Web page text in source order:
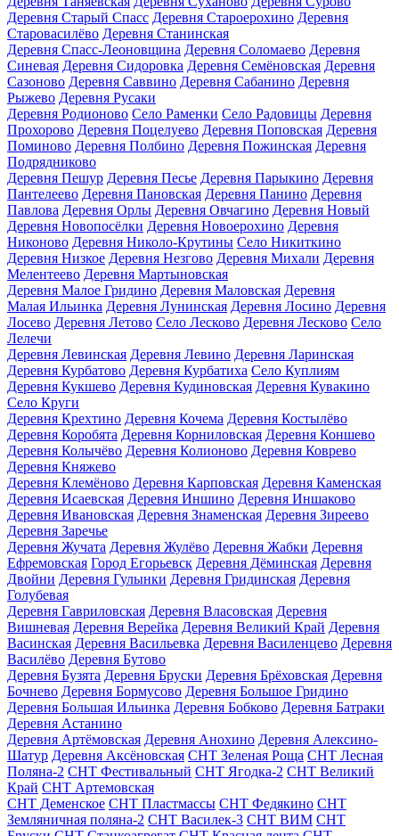
Деревня Старый Спасс Деревня Староерохино Деревня
Старовасилёво Деревня Станинская
Деревня Спасс-Леоновщина Деревня Соломаево Деревня
Синевая Деревня Сидоровка Деревня Семёновская Деревня
Сазоново Деревня Саввино Деревня Сабанино Деревня
Рыжево Деревня Русаки
Деревня Родионово Село Раменки Село Радовицы Деревня
Прохорово Деревня Поцелуево Деревня Поповская Деревня
Поминово Деревня Полбино Деревня Пожинская Деревня
Подрядниково
Деревня Пешур Деревня Песье Деревня Парыкино Деревня
Пантелеево Деревня Пановская Деревня Панино Деревня
Павлова Деревня Орлы Деревня Овчагино Деревня Новый
Деревня Новопосёлки Деревня Новоерохино Деревня
Никоново Деревня Николо-Крутины Село Никиткино
Деревня Низкое Деревня Незгово Деревня Михали Деревня
Мелентеево Деревня Мартыновская
Деревня Малое Гридино Деревня Маловская Деревня
Малая Ильинка Деревня Лунинская Деревня Лосино Деревня
Лосево Деревня Летово Село Лесково Деревня Лесково Село
Лелечи
Деревня Левинская Деревня Левино Деревня Ларинская
Деревня Курбатово Деревня Курбатиха Село Куплиям
Деревня Кукшево Деревня Кудиновская Деревня Кувакино
Село Круги
Деревня Крехтино Деревня Кочема Деревня Костылёво
Деревня Коробята Деревня Корниловская Деревня Коншево
Деревня Колычёво Деревня Колионово Деревня Коврево
Деревня Княжево
Деревня Клемёново Деревня Карповская Деревня Каменская
Деревня Исаевская Деревня Иншино Деревня Иншаково
Деревня Ивановская Деревня Знаменская Деревня Зиреево
Деревня Заречье
Деревня Жучата Деревня Жулёво Деревня Жабки Деревня
Ефремовская Город Егорьевск Деревня Дёминская Деревня
Двойни Деревня Гулынки Деревня Гридинская Деревня
Голубевая
Деревня Гавриловская Деревня Власовская Деревня
Вишневая Деревня Верейка Деревня Великий Край Деревня
Васинская Деревня Васильевка Деревня Василенцево Деревня
Василёво Деревня Бутово
Деревня Бузята Деревня Бруски Деревня Брёховская Деревня
Бочнево Деревня Бормусово Деревня Большое Гридино
Деревня Большая Ильинка Деревня Бобково Деревня Батраки
Деревня Астанино
Деревня Артёмовская Деревня Анохино Деревня Алексино-
Шатур Деревня Аксёновская СНТ Зеленая Роща СНТ Лесная
Поляна-2 СНТ Фестивальный СНТ Ягодка-2 СНТ Великий
Край СНТ Артемовская
СНТ Деменское СНТ Пластмассы СНТ Федякино СНТ
Земляничная поляна-2 СНТ Василек-3 СНТ ВИМ СНТ